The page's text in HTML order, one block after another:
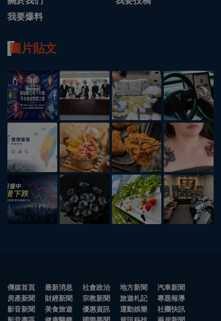
我要爆料
圖片貼文
傳媒首頁 最新消息 社會政治 地方新聞
汽車新聞
房產新聞
財經新聞 宗教新聞 旅遊札記
專題報導
影音新聞
美食旅遊 優惠資訊 運動娛樂
社團快訊